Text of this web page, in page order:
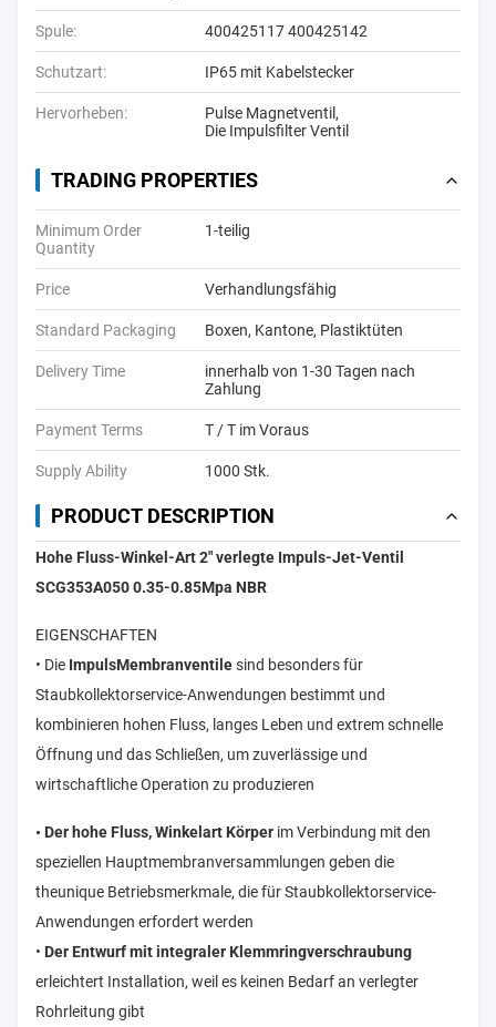
Spule: 400425117 400425142
Schutzart: IP65 mit Kabelstecker
Hervorheben: Pulse Magnetventil ,
Die Impulsfilter Ventil
TRADING PROPERTIES
Minimum Order
Quantity
1-teilig
Price Verhandlungsfähig
Standard Packaging Boxen, Kantone, Plastiktüten
Delivery Time
innerhalb von 1-30 Tagen nach
Zahlung
Payment Terms T / T im Voraus
Supply Ability 1000 Stk.
PRODUCT DESCRIPTION
Hohe Fluss-Winkel-Art 2" verlegte Impuls-Jet-Ventil
SCG353A050 0.35-0.85Mpa NBR
EIGENSCHAFTEN
• Die ImpulsMembranventilesind besonders für
Staubkollektorservice-Anwendungen bestimmt und
kombinieren hohen Fluss, langes Leben und extrem schnelle
Öffnung und das Schließen, um zuverlässige und
wirtschaftliche Operation zu produzieren
• Der hohe Fluss, Winkelart Körper im Verbindung mit den
speziellen Hauptmembranversammlungen geben die
theunique Betriebsmerkmale, die für Staubkollektorservice-
Anwendungen erfordert werden
• Der Entwurf mit integraler Klemmringverschraubung
erleichtert Installation, weil es keinen Bedarf an verlegter
Rohrleitung gibt